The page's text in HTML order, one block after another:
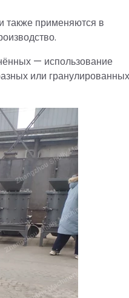
также применяются в
— использование
или гранулированных